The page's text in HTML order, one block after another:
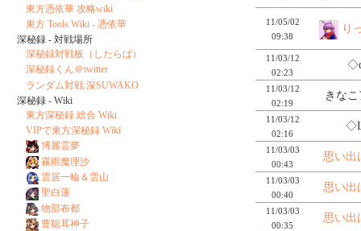
11/05/02
09:38
り
11/03/12
02:23
11/03/12
02:19
きな
11/03/12
02:16
11/03/03
00:43
思い出
11/03/03
00:40
思い出
11/03/03
00:35
思い出
東方憑依華 攻略wiki
東方 Tools Wiki - 憑依華
深秘録 - 対戦場所
深秘録対戦板（したらば）
深秘録くん＠twitter
ランダム対戦 深SUWAKO
深秘録 - Wiki
東方深秘録 総合 Wiki
VIPで東方深秘録 Wiki
博麗霊夢
霧雨魔理沙
雲居一輪＆雲山
聖白蓮
物部布都
豊聡耳神子